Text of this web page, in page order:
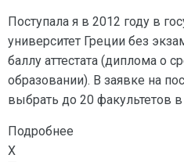
Поступала я в 2012 году в
университет Греции без
баллу аттестата (диплома о
образовании). В заявке на
выбрать до 20 факультетов
Подробнее
X